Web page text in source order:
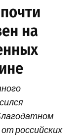
на
российских